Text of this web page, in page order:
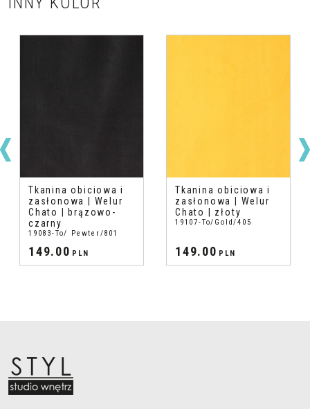
Tkanina obiciowa i
zasłonowa | Welur
Chato | brązowo-
czarny
19083-To/ Pewter/801
149.00 PLN
Tkanina obiciowa i
zasłonowa | Welur
Chato | złoty
19107-To/Gold/405
149.00 PLN